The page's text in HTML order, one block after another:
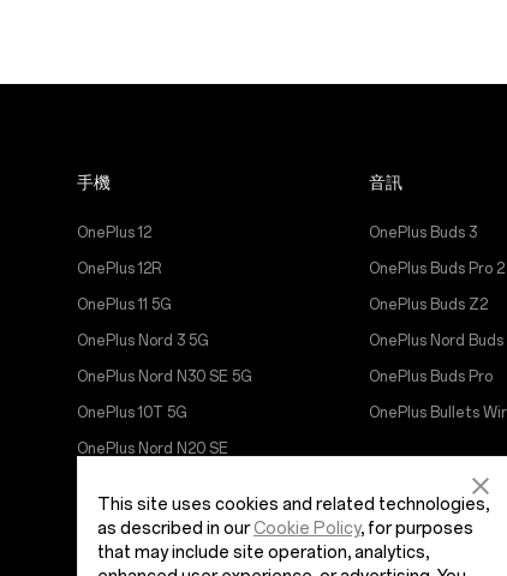
手機
OnePlus 12
OnePlus 12R
OnePlus 11 5G
OnePlus Nord 3 5G
OnePlus Nord N30 SE 5G
OnePlus 10T 5G
OnePlus Nord N20 SE
OnePlus Nord CE 2 Lite 5G
OnePlus 10 Pro 5G
音訊
OnePlus Buds 3
OnePlus Buds Pro 2
OnePlus Buds Z2
OnePlus Nord Buds
OnePlus Buds Pro
OnePlus Bullets
This site uses cookies and related technologies,
as described in ourCookie Policy, for purposes
that may include site operation, analytics,